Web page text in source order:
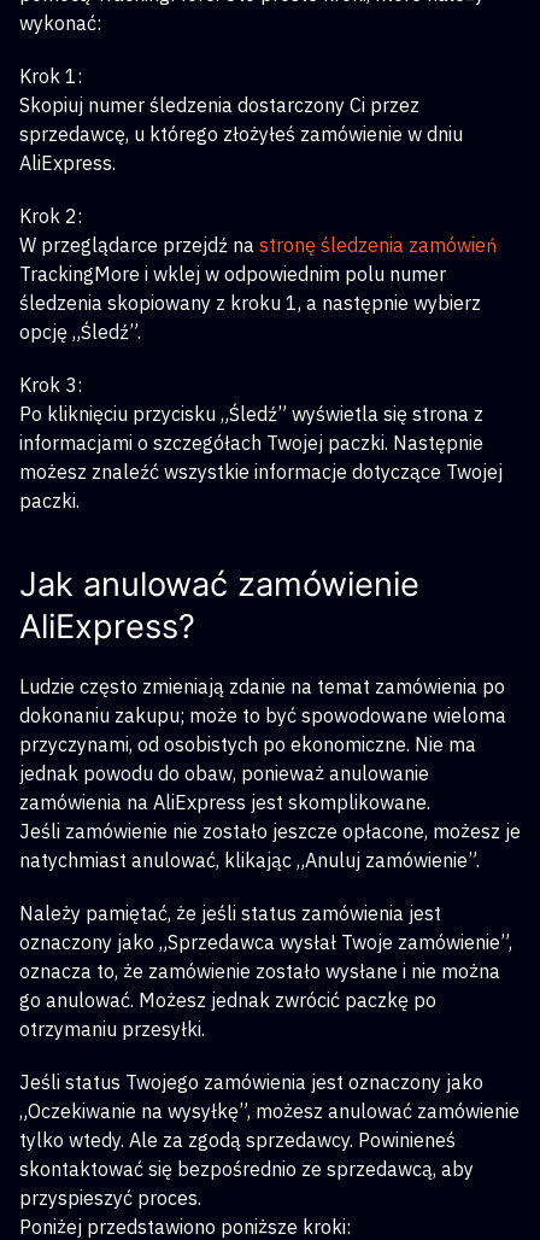
wykonać:
Krok 1:
Skopiuj numer śledzenia dostarczony Ci przez
sprzedawcę, u którego złożyłeś zamówienie w dniu
AliExpress.
Krok 2:
W przeglądarce przejdź na stronę śledzenia zamówień
TrackingMore i wklej w odpowiednim polu numer
śledzenia skopiowany z kroku 1, a następnie wybierz
opcję „Śledź”.
Krok 3:
Po kliknięciu przycisku „Śledź” wyświetla się strona z
informacjami o szczegółach Twojej paczki. Następnie
możesz znaleźć wszystkie informacje dotyczące Twojej
paczki.
Jak anulować zamówienie
AliExpress?
Ludzie często zmieniają zdanie na temat zamówienia po
dokonaniu zakupu; może to być spowodowane wieloma
przyczynami, od osobistych po ekonomiczne. Nie ma
jednak powodu do obaw, ponieważ anulowanie
zamówienia na AliExpress jest skomplikowane.
Jeśli zamówienie nie zostało jeszcze opłacone, możesz je
natychmiast anulować, klikając „Anuluj zamówienie”.
Należy pamiętać, że jeśli status zamówienia jest
oznaczony jako „Sprzedawca wysłał Twoje zamówienie”,
oznacza to, że zamówienie zostało wysłane i nie można
go anulować. Możesz jednak zwrócić paczkę po
otrzymaniu przesyłki.
Jeśli status Twojego zamówienia jest oznaczony jako
„Oczekiwanie na wysyłkę”, możesz anulować zamówienie
tylko wtedy. Ale za zgodą sprzedawcy. Powinieneś
skontaktować się bezpośrednio ze sprzedawcą, aby
przyspieszyć proces.
Poniżej przedstawiono poniższe kroki: